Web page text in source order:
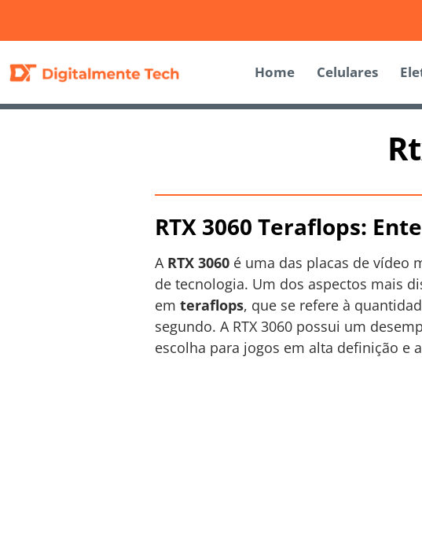
Home Celulares
RTX 3060 Teraflops:
A RTX 3060 é uma das placas de vídeo
de tecnologia. Um dos aspectos mais
em teraflops, que se refere à
segundo. A RTX 3060 possui um
escolha para jogos em alta definição e